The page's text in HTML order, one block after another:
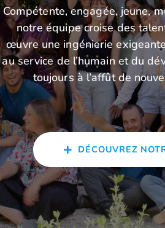
Compétente, engagée, jeune,
notre équipe croise des
œuvre une ingénierie
au service de l’humain et du
toujours à l’affût de
DÉCOUVREZ